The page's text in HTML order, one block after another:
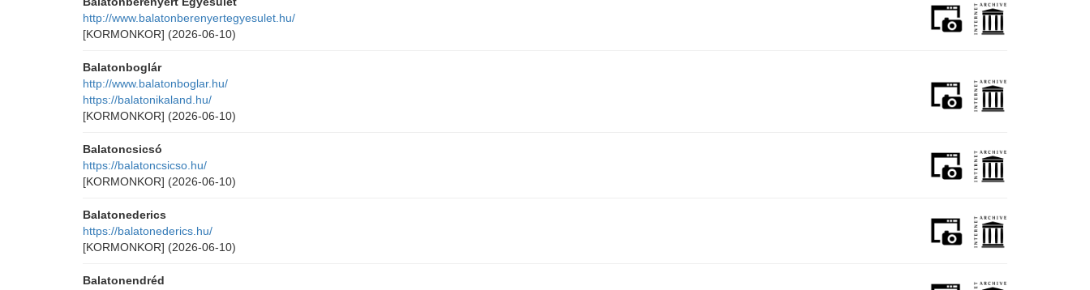
http://www.balatonberenyertegyesulet.hu/
[KORMONKOR] (2026-06-10)
Balatonboglár
http://www.balatonboglar.hu/
https://balatonikaland.hu/
[KORMONKOR] (2026-06-10)
Balatoncsicsó
https://balatoncsicso.hu/
[KORMONKOR] (2026-06-10)
Balatonederics
https://balatonederics.hu/
[KORMONKOR] (2026-06-10)
Balatonendréd